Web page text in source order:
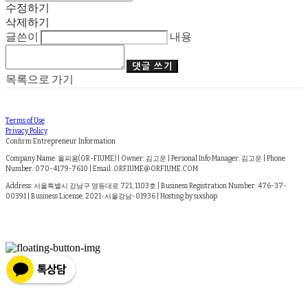
수정하기
삭제하기
글쓴이
내용
댓글 쓰기
목록으로 가기
Terms of Use
Privacy Policy
Confirm Entrepreneur Information
Company Name: 올피움(OR-FIUME) | Owner: 김고운 | Personal Info Manager: 김고운 | Phone
Number: 070-4179-7610 | Email: ORFIUME@ORFIUME.COM
Address: 서울특별시 강남구 영동대로 721, 1103호 | Business Registration Number:476-37-
00391 | Business License:2021-서울강남-01936 | Hosting by sixshop